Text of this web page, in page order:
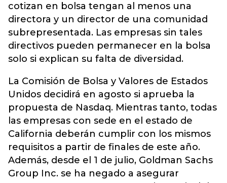
cotizan en bolsa tengan al menos una
directora y un director de una comunidad
subrepresentada. Las empresas sin tales
directivos pueden permanecer en la bolsa
solo si explican su falta de diversidad.
La Comisión de Bolsa y Valores de Estados
Unidos decidirá en agosto si aprueba la
propuesta de Nasdaq. Mientras tanto, todas
las empresas con sede en el estado de
California deberán cumplir con los mismos
requisitos a partir de finales de este año.
Además, desde el 1 de julio, Goldman Sachs
Group Inc. se ha negado a asegurar